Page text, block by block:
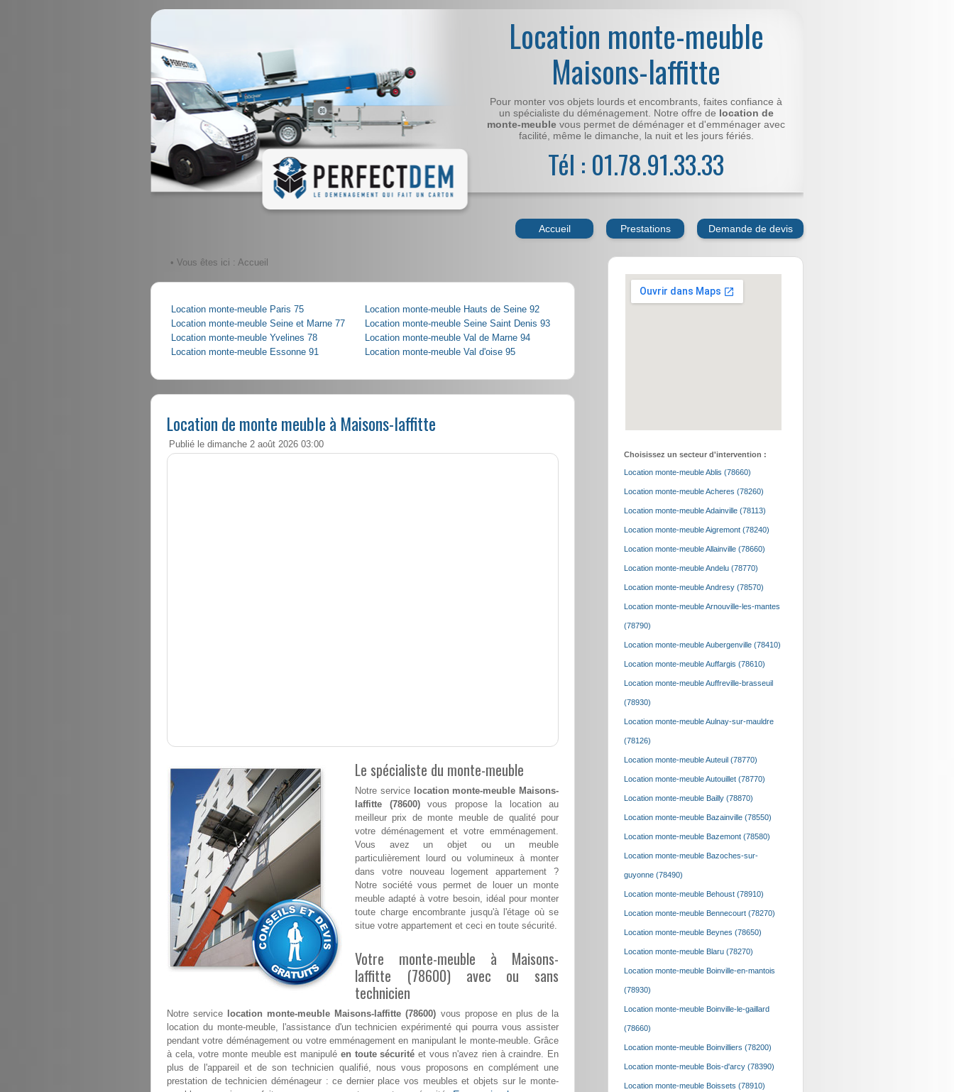
Location monte-meuble
Maisons-laffitte
Pour monter vos objets lourds et encombrants, faites confiance à
un spécialiste du déménagement. Notre offre de location de
monte-meuble vous permet de déménager et d'emménager avec
facilité, même le dimanche, la nuit et les jours fériés.
Tél : 01.78.91.33.33
Accueil Prestations Demande de devis
• Vous êtes ici : Accueil
Location monte-meuble Paris 75
Location monte-meuble Seine et Marne 77
Location monte-meuble Yvelines 78
Location monte-meuble Essonne 91
Location monte-meuble Hauts de Seine 92
Location monte-meuble Seine Saint Denis 93
Location monte-meuble Val de Marne 94
Location monte-meuble Val d'oise 95
Location de monte meuble à Maisons-laffitte
Publié le dimanche 2 août 2026 03:00
Le spécialiste du monte-meuble
Notre service location monte-meuble Maisons-
laffitte (78600)vous propose la location au
meilleur prix de monte meuble de qualité pour
votre déménagement et votre emménagement.
Vous avez un objet ou un meuble
particulièrement lourd ou volumineux à monter
dans votre nouveau logement appartement ?
Notre société vous permet de louer un monte
meuble adapté à votre besoin, idéal pour monter
toute charge encombrante jusqu'à l'étage où se
situe votre appartement et ceci en toute sécurité.
Votre monte-meuble à Maisons-
laffitte (78600) avec ou sans
technicien
Notre service location monte-meuble Maisons-laffitte (78600) vous propose en plus de la
location du monte-meuble, l'assistance d'un technicien expérimenté qui pourra vous assister
pendant votre déménagement ou votre emménagement en manipulant le monte-meuble. Grâce
à cela, votre monte meuble est manipulé en toute sécurité et vous n'avez rien à craindre. En
plus de l'appareil et de son technicien qualifié, nous vous proposons en complément une
prestation de technicien déménageur : ce dernier place vos meubles et objets sur le monte-
Choisissez un secteur d'intervention :
Location monte-meuble Ablis (78660)
Location monte-meuble Acheres (78260)
Location monte-meuble Adainville (78113)
Location monte-meuble Aigremont (78240)
Location monte-meuble Allainville (78660)
Location monte-meuble Andelu (78770)
Location monte-meuble Andresy (78570)
Location monte-meuble Arnouville-les-mantes
(78790)
Location monte-meuble Aubergenville (78410)
Location monte-meuble Auffargis (78610)
Location monte-meuble Auffreville-brasseuil
(78930)
Location monte-meuble Aulnay-sur-mauldre
(78126)
Location monte-meuble Auteuil (78770)
Location monte-meuble Autouillet (78770)
Location monte-meuble Bailly (78870)
Location monte-meuble Bazainville (78550)
Location monte-meuble Bazemont (78580)
Location monte-meuble Bazoches-sur-
guyonne (78490)
Location monte-meuble Behoust (78910)
Location monte-meuble Bennecourt (78270)
Location monte-meuble Beynes (78650)
Location monte-meuble Blaru (78270)
Location monte-meuble Boinville-en-mantois
(78930)
Location monte-meuble Boinville-le-gaillard
(78660)
Location monte-meuble Boinvilliers (78200)
Location monte-meuble Bois-d'arcy (78390)
Location monte-meuble Boissets (78910)